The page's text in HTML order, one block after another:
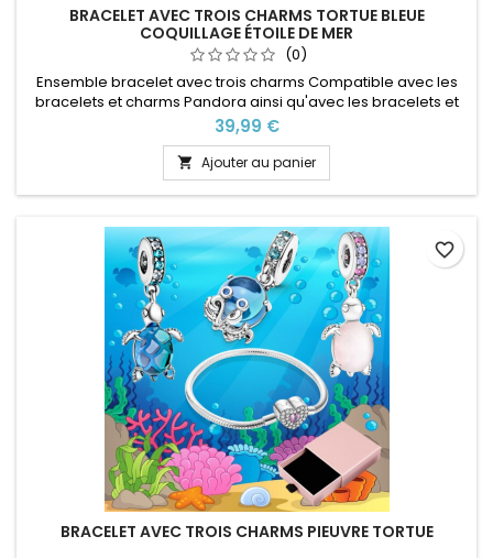
BRACELET AVEC TROIS CHARMS TORTUE BLEUE
COQUILLAGE ÉTOILE DE MER
(0)
Ensemble bracelet avec trois charms Compatible avec les
bracelets et charms Pandora ainsi qu'avec les bracelets et
charms de notre site idéal pour : Noël, Saint Valentin,
anniversaire, anniversaire de mariage Plusieurs tailles
disponible Pour la dimensions nous conseillons 2cm en plus
par rapport à la circonférence de votre poignet
Prix
39,99 €
 Ajouter au panier
BRACELET AVEC TROIS CHARMS PIEUVRE TORTUE
favorite_border